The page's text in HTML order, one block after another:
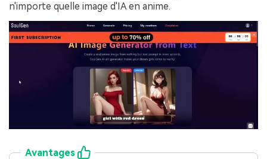
n'importe quelle image d'IA en anime.
Avantages